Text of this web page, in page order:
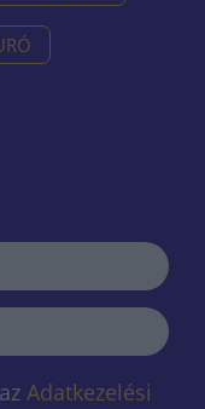
Adatkezelési